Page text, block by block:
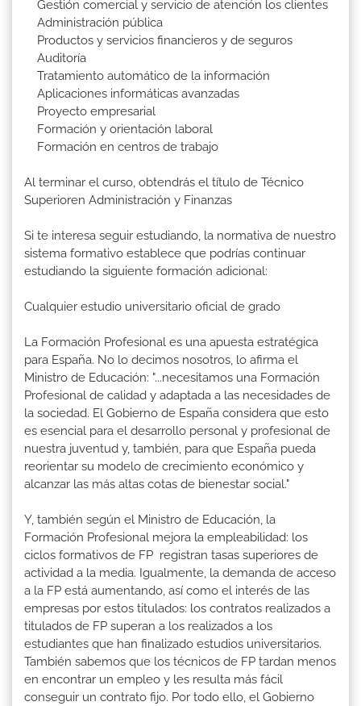
Gestión comercial y servicio de atención los clientes
Administración pública
Productos y servicios financieros y de seguros
Auditoría
Tratamiento automático de la información
Aplicaciones informáticas avanzadas
Proyecto empresarial
Formación y orientación laboral
Formación en centros de trabajo
Al terminar el curso, obtendrás el título de Técnico
Superioren Administración y Finanzas
Si te interesa seguir estudiando, la normativa de nuestro
sistema formativo establece que podrías continuar
estudiando la siguiente formación adicional:
Cualquier estudio universitario oficial de grado
La Formación Profesional es una apuesta estratégica
para España. No lo decimos nosotros, lo afirma el
Ministro de Educación: "...necesitamos una Formación
Profesional de calidad y adaptada a las necesidades de
la sociedad. El Gobierno de España considera que esto
es esencial para el desarrollo personal y profesional de
nuestra juventud y, también, para que España pueda
reorientar su modelo de crecimiento económico y
alcanzar las más altas cotas de bienestar social."
Y, también según el Ministro de Educación, la
Formación Profesional mejora la empleabilidad: los
ciclos formativos de FP registran tasas superiores de
actividad a la media. Igualmente, la demanda de acceso
a la FP está aumentando, así como el interés de las
empresas por estos titulados: los contratos realizados a
titulados de FP superan a los realizados a los
estudiantes que han finalizado estudios universitarios.
También sabemos que los técnicos de FP tardan menos
en encontrar un empleo y les resulta más fácil
conseguir un contrato fijo. Por todo ello, el Gobierno